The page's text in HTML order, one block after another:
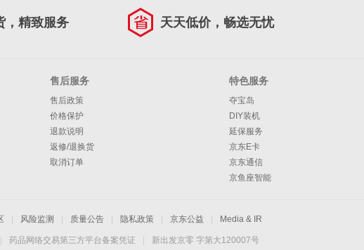
，精致服务 天天低价，畅选无忧
售后服务
售后政策
价格保护
退款说明
返修/退换货
取消订单
特色服务
夺宝岛
DIY装机
延保服务
京东E卡
京东通信
京鱼座智能
风险监测 质量公告 隐私政策 京东公益 Media & IR
药品网络交易第三方平台备案凭证 新出发京零 字第大120007号